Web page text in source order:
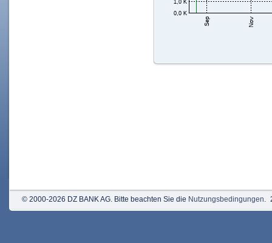
© 2000-2026 DZ BANK AG. Bitte beachten Sie die Nutzungsbedingungen.